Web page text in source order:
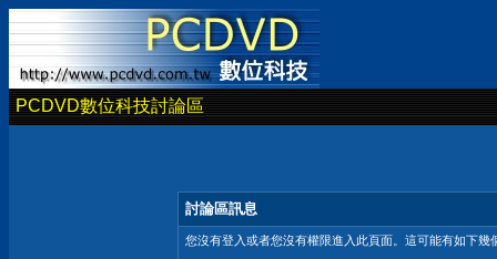
PCDVD數位科技討論區
討論區訊息
您沒有登入或者您沒有權限進入此頁面。這可能有如下幾